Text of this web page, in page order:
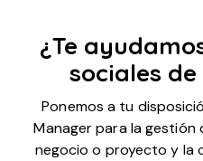
¿Te
sociales
Ponemos a tu
Manager para la gestión
negocio o proyecto y la